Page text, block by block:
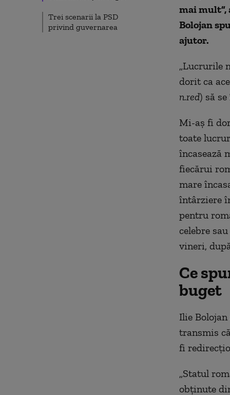
Trei scenarii la PSD
privind guvernarea
mai
Bolojan
ajutor.
„Lucrurile
dorit ca
n.red) să
Mi-aş fi
toate
încasează
fiecărui
mare
întârziere
pentru
celebre
vineri,
Ce
buget
Ilie
transmis
fi
„Statul
obținute